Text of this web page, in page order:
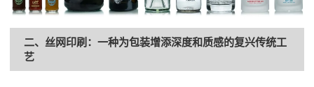
二、丝网印刷：一种为包装增添深度和质感的复兴传统工
艺